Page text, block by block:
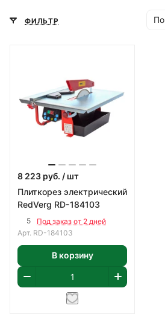
ФИЛЬТР
8 223 руб. / шт
Плиткорез электрический
RedVerg RD-184103
5
Под заказ от 2 дней
Арт. RD-184103
В корзину